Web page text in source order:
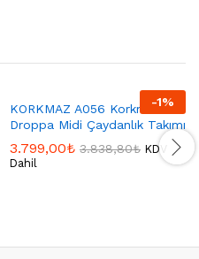
-1%
KORKMAZ A056 Korkmaz
Droppa Midi Çaydanlık Takımı
3.799,00₺ 3.838,80₺ KDV
Dahil